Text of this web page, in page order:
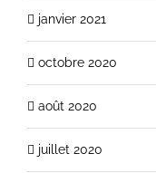
janvier 2021
octobre 2020
août 2020
juillet 2020